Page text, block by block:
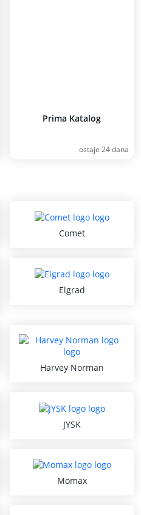
Prima Katalog
ostaje 24 dana
Comet
Elgrad
Harvey Norman
JYSK
Mömax